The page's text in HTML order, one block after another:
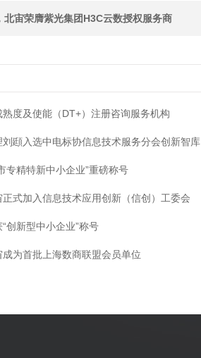
北宙荣膺紫光集团H3C云数授权服务商
度及使能（DT+）注册咨询服务机构
頲入选中电标协信息技术服务分会创新智库
专精特新中小企业”重磅称号
式加入信息技术应用创新（信创）工委会
创新型中小企业”称号
为首批上海数商联盟会员单位